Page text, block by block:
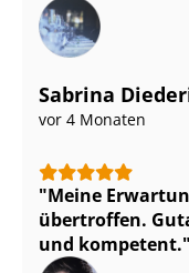
Sabrina
vor 4 Monaten
Meine
übertroffen.
und kompetent.